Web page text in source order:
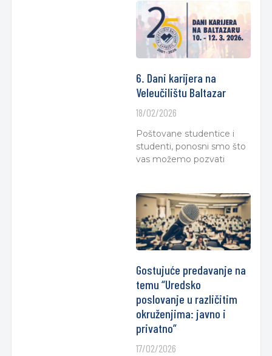
6. Dani karijera na
Veleučilištu Baltazar
18/02/2026
Poštovane studentice i
studenti, ponosni smo što
vas možemo pozvati
Gostujuće predavanje na
temu “Uredsko
poslovanje u različitim
okruženjima: javno i
privatno”
17/02/2026